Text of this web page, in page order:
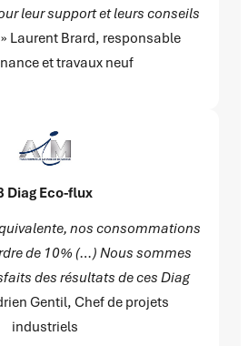
leur support et leurs conseils
» Laurent Brard, responsable
et travaux neuf
Diag Eco-flux
nos consommations
de 10% (…) Nous sommes
des résultats de ces Diag
Gentil, Chef de projets
industriels